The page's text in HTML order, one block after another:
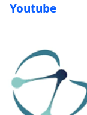
Youtube